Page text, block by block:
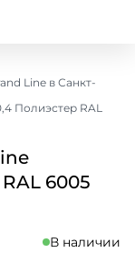
Line в Санкт-
Полиэстер RAL
6005
В наличии